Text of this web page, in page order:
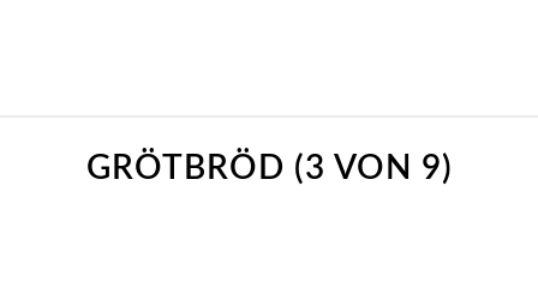
GRÖTBRÖD (3 VON 9)